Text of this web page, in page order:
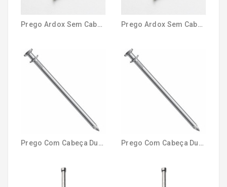
FERRAMENTAS
HIDRÁULICA
ELÉTRICA
Prego Ardox Sem Cabeça 16 x 18 1kg Prego Ardox Sem Cabeça 17 x 21 1kg
Prego Com Cabeça Dupla 17 x 27 1kg Prego Com Cabeça Dupla 18 x 30 1kg